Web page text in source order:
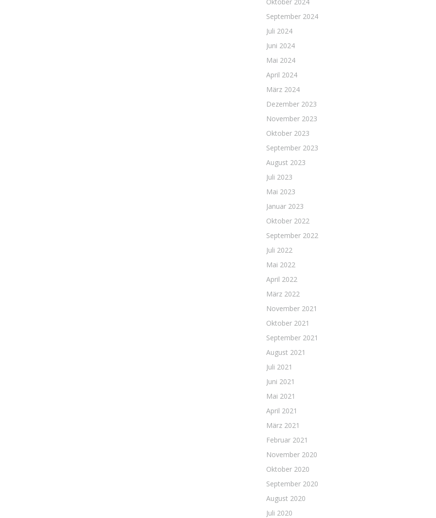
September 2024
Juli 2024
Juni 2024
Mai 2024
April 2024
März 2024
Dezember 2023
November 2023
Oktober 2023
September 2023
August 2023
Juli 2023
Mai 2023
Januar 2023
Oktober 2022
September 2022
Juli 2022
Mai 2022
April 2022
März 2022
November 2021
Oktober 2021
September 2021
August 2021
Juli 2021
Juni 2021
Mai 2021
April 2021
März 2021
Februar 2021
November 2020
Oktober 2020
September 2020
August 2020
Juli 2020